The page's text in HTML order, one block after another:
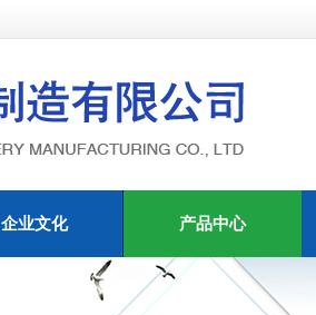
企业文化 产品中心